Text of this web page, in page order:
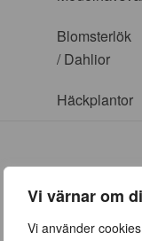
Vi värnar om
Vi använder
Blomsterlök
/ Dahlior
Häckplantor